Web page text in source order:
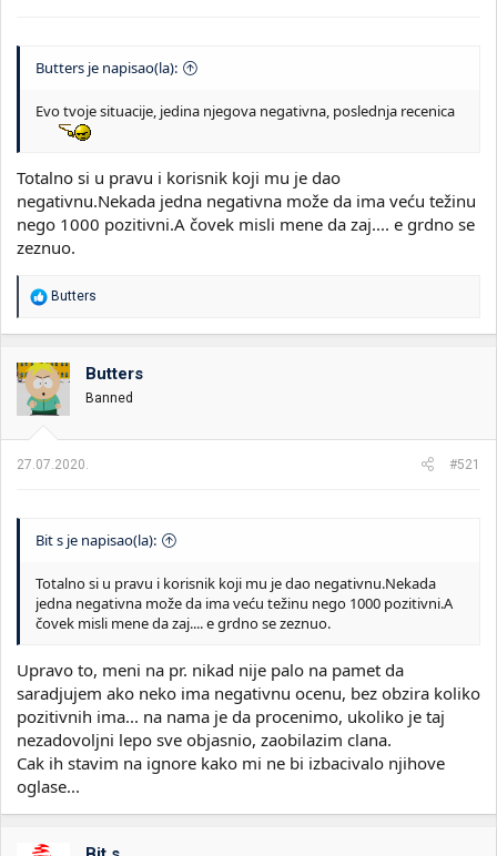
Butters je napisao(la):
Evo tvoje situacije, jedina njegova negativna, poslednja recenica
Totalno si u pravu i korisnik koji mu je dao
negativnu.Nekada jedna negativna može da ima veću težinu
nego 1000 pozitivni.A čovek misli mene da zaj.... e grdno se
zeznuo.
R
o
v
a
n
:
Butters
Butters
Banned
27.07.2020. #521
Bit s je napisao(la):
Totalno si u pravu i korisnik koji mu je dao negativnu.Nekada
jedna negativna može da ima veću težinu nego 1000 pozitivni.A
čovek misli mene da zaj.... e grdno se zeznuo.
Upravo to, meni na pr. nikad nije palo na pamet da
saradjujem ako neko ima negativnu ocenu, bez obzira koliko
pozitivnih ima... na nama je da procenimo, ukoliko je taj
nezadovoljni lepo sve objasnio, zaobilazim clana.
Cak ih stavim na ignore kako mi ne bi izbacivalo njihove
oglase...